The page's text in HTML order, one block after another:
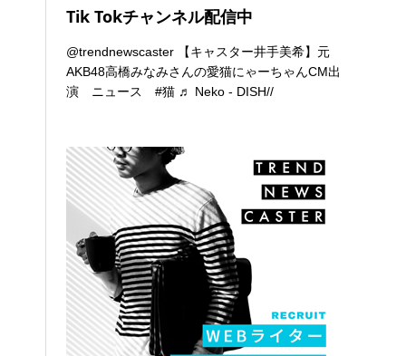
Tik Tokチャンネル配信中
@trendnewscaster 【キャスター井手美希】元
AKB48高橋みなみさんの愛猫にゃーちゃんCM出
演 ニュース#猫 ♬ Neko - DISH//